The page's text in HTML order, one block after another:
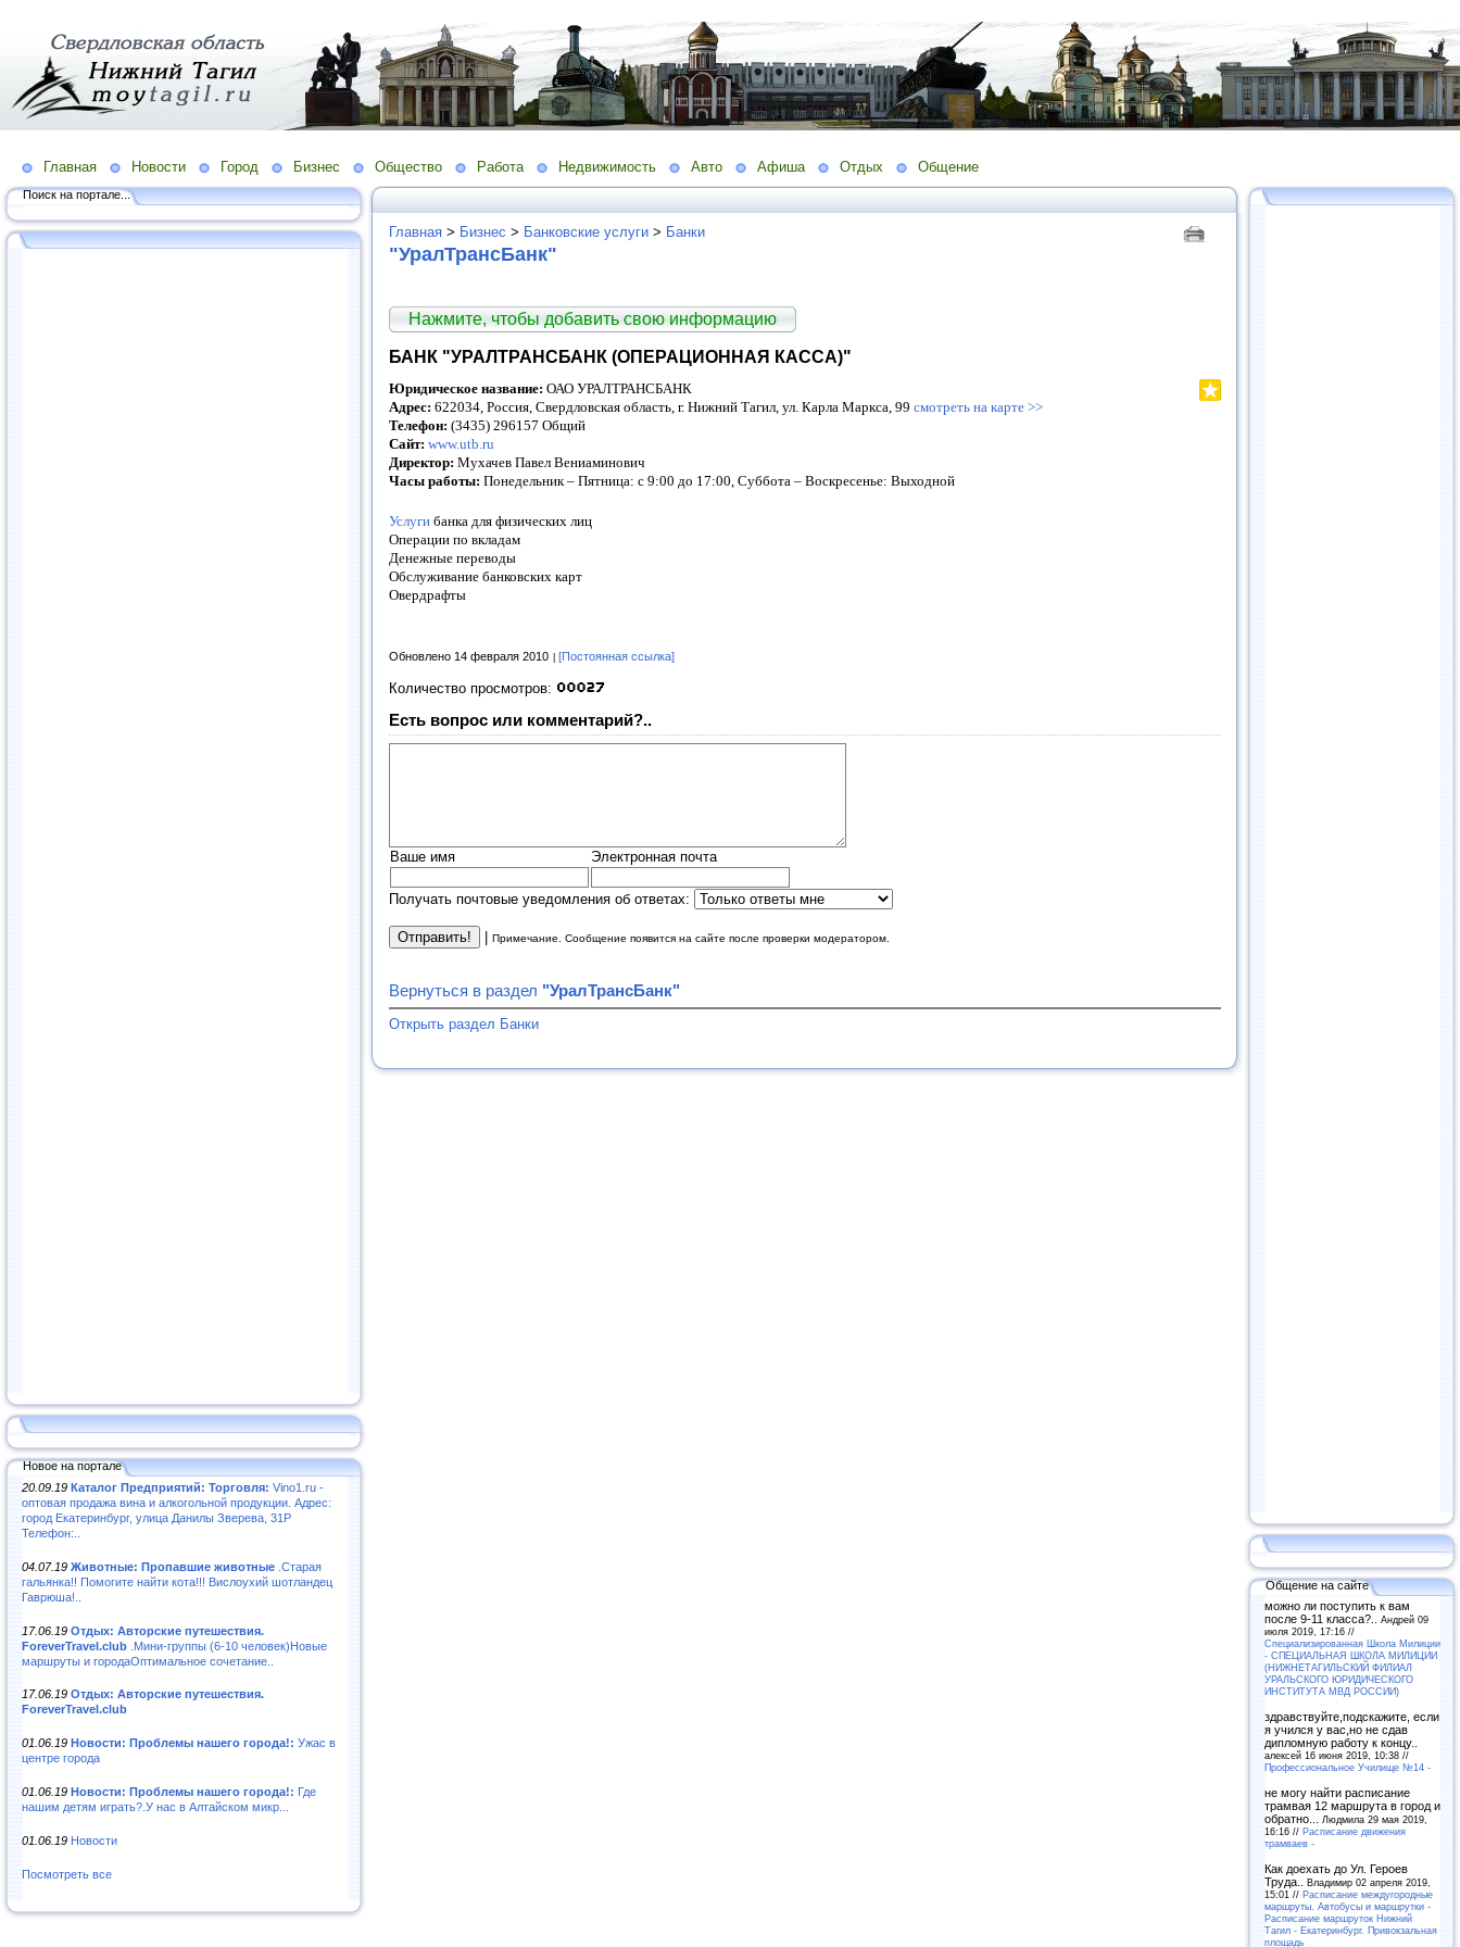
Главная Новости Город Бизнес Общество Работа Недвижимость Авто Афиша Отдых Общение
Поиск на портале...
Новое на портале
20.09.19 Каталог Предприятий: Торговля: Vino1.ru -
оптовая продажа вина и алкогольной продукции. Адрес:
город Екатеринбург, улица Данилы Зверева, 31Р
Телефон:..
04.07.19 Животные: Пропавшие животные .Старая
гальянка!! Помогите найти кота!!! Вислоухий шотландец
Гаврюша!..
17.06.19 Отдых: Авторские путешествия.
ForeverTravel.club .Мини-группы (6-10 человек)Новые
маршруты и городаОптимальное сочетание..
17.06.19 Отдых: Авторские путешествия.
ForeverTravel.club
01.06.19 Новости: Проблемы нашего города!: Ужас в
центре города
01.06.19 Новости: Проблемы нашего города!: Где
нашим детям играть?.У нас в Алтайском микр...
01.06.19 Новости
Посмотреть все
Главная > Бизнес > Банковские услуги > Банки
"УралТрансБанк"
Нажмите, чтобы добавить свою информацию
БАНК "УРАЛТРАНСБАНК (ОПЕРАЦИОННАЯ КАССА)"
Юридическое название: ОАО УРАЛТРАНСБАНК
Адрес: 622034, Россия, Свердловская область, г. Нижний Тагил, ул. Карла Маркса, 99 смотреть на карте >>
Телефон: (3435) 296157 Общий
Сайт: www.utb.ru
Директор: Мухачев Павел Вениаминович
Часы работы: Понедельник – Пятница: с 9:00 до 17:00, Суббота – Воскресенье: Выходной
Услуги банка для физических лиц
Операции по вкладам
Денежные переводы
Обслуживание банковских карт
Овердрафты
Обновлено 14 февраля 2010 [Постоянная ссылка]
Количество просмотров:
Есть вопрос или комментарий?..
Ваше имя Электронная почта
Получать почтовые уведомления об ответах:
Примечание. Сообщение появится на сайте после проверки модератором.
Вернуться в раздел "УралТрансБанк"
Открыть раздел Банки
Общение на сайте
можно ли поступить к вам
после 9-11 класса?.. Андрей 09
июля 2019, 17:16 //
Специализированная Школа Милиции
- СПЕЦИАЛЬНАЯ ШКОЛА МИЛИЦИИ
(НИЖНЕТАГИЛЬСКИЙ ФИЛИАЛ
УРАЛЬСКОГО ЮРИДИЧЕСКОГО
ИНСТИТУТА МВД РОССИИ)
здравствуйте,подскажите, если
я учился у вас,но не сдав
дипломную работу к концу..
алексей 16 июня 2019, 10:38 //
Профессиональное Училище №14 -
не могу найти расписание
трамвая 12 маршрута в город и
обратно...
Людмила 29 мая 2019,
16:16 // Расписание движения
трамваев -
Как доехать до Ул. Героев
Труда.. Владимир 02 апреля 2019,
15:01 // Расписание междугородные
маршруты. Автобусы и маршрутки -
Расписание маршруток Нижний
Тагил - Екатеринбург. Привокзальная
площадь